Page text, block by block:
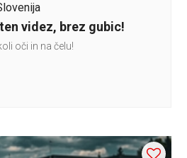
videz, brez gubic!
oči in na čelu!